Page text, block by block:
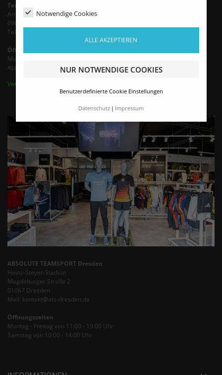
Notwendige Cookies
ALLE AKZEPTIEREN
NUR NOTWENDIGE COOKIES
Benutzerdefinierte Cookie Einstellungen
Datenschutz Impressum
TeamBro - Sporthaus Haubold
Am Wasserturm 6
09603 Siebenlehn
Tel.: +49 35242 - 66683 (Mo-Fr 9-13 Uhr)
Öffnungszeiten
Montag - Freitag von 9:00 - 16:00 Uhr
Abholung / Termine nach Vereinbarung bis 18 Uhr
Vertrag widerrufen
ABSOLUTE TEAMSPORT Dresden
Heinz-Steyer-Stadion
Magdeburger Straße 2
01067 Dresden
Mail: kontakt@ats-dresden.de
Öffnungszeiten
Montag - Freitag von 11:00 - 19:00 Uhr
Samstag von 10:00 - 14:00 Uhr